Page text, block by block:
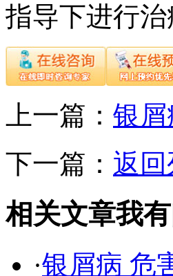
指导下进行治
上一篇： 银屑
下一篇： 返
相关文章我
·银屑病 危